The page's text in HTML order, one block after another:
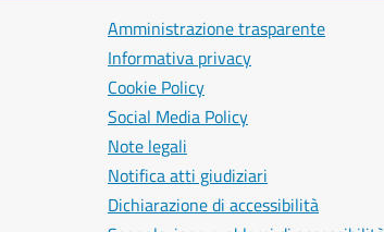
Amministrazione trasparente
Informativa privacy
Cookie Policy
Social Media Policy
Note legali
Notifica atti giudiziari
Dichiarazione di accessibilità